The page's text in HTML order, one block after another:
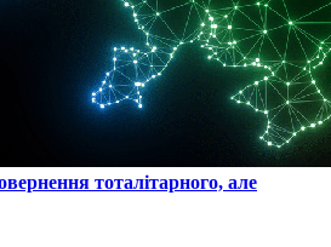
тоталітарного, але